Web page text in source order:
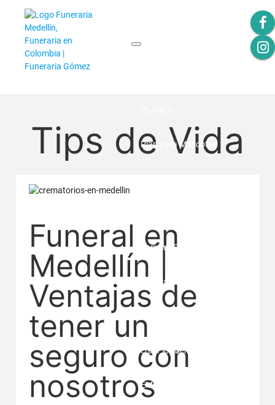
Plan para Mascotas
Familiar Profa
Familiar Premium
crear los beneficios.
EMPRESA
Tips de Vida
Funeral en
Medellín |
Ventajas de
tener un
seguro con
nosotros